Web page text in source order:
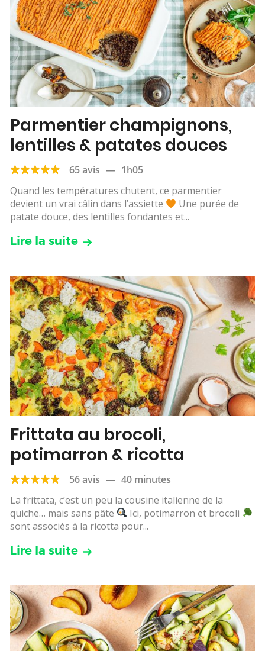
Parmentier champignons,
lentilles & patates douces
65 avis — 1h05
Quand les températures chutent, ce parmentier
devient un vrai câlin dans l’assiette
Une purée de
patate douce, des lentilles fondantes et...
Lire la suite
Frittata au brocoli,
potimarron & ricotta
56 avis — 40 minutes
La frittata, c’est un peu la cousine italienne de la
quiche… mais sans pâte
Ici, potimarron et brocoli
sont associés à la ricotta pour...
Lire la suite